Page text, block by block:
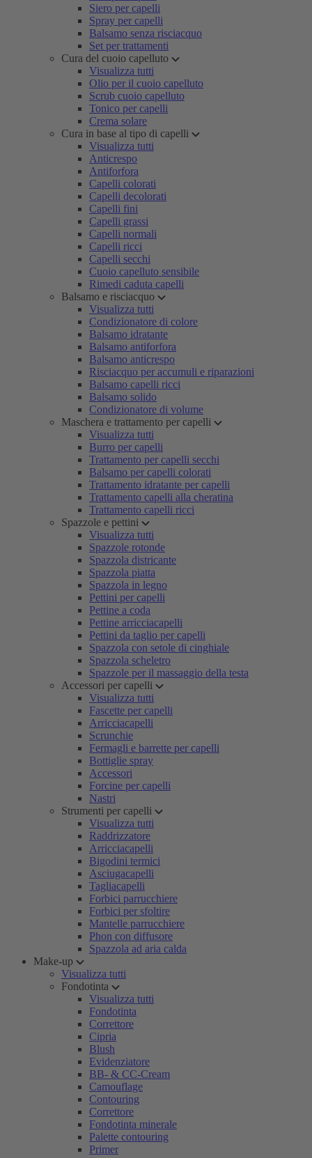
Siero per capelli
Spray per capelli
Balsamo senza risciacquo
Set per trattamenti
Cura del cuoio capelluto
Visualizza tutti
Olio per il cuoio capelluto
Scrub cuoio capelluto
Tonico per capelli
Crema solare
Cura in base al tipo di capelli
Visualizza tutti
Anticrespo
Antiforfora
Capelli colorati
Capelli decolorati
Capelli fini
Capelli grassi
Capelli normali
Capelli ricci
Capelli secchi
Cuoio capelluto sensibile
Rimedi caduta capelli
Balsamo e risciacquo
Visualizza tutti
Condizionatore di colore
Balsamo idratante
Balsamo antiforfora
Balsamo anticrespo
Risciacquo per accumuli e riparazioni
Balsamo capelli ricci
Balsamo solido
Condizionatore di volume
Maschera e trattamento per capelli
Visualizza tutti
Burro per capelli
Trattamento per capelli secchi
Balsamo per capelli colorati
Trattamento idratante per capelli
Trattamento capelli alla cheratina
Trattamento capelli ricci
Spazzole e pettini
Visualizza tutti
Spazzole rotonde
Spazzola districante
Spazzola piatta
Spazzola in legno
Pettini per capelli
Pettine a coda
Pettine arricciacapelli
Pettini da taglio per capelli
Spazzola con setole di cinghiale
Spazzola scheletro
Spazzole per il massaggio della testa
Accessori per capelli
Visualizza tutti
Fascette per capelli
Arricciacapelli
Scrunchie
Fermagli e barrette per capelli
Bottiglie spray
Accessori
Forcine per capelli
Nastri
Strumenti per capelli
Visualizza tutti
Raddrizzatore
Arricciacapelli
Bigodini termici
Asciugacapelli
Tagliacapelli
Forbici parrucchiere
Forbici per sfoltire
Mantelle parrucchiere
Phon con diffusore
Spazzola ad aria calda
Make-up
Visualizza tutti
Fondotinta
Visualizza tutti
Fondotinta
Correttore
Cipria
Blush
Evidenziatore
BB- & CC-Cream
Camouflage
Contouring
Correttore
Fondotinta minerale
Palette contouring
Primer